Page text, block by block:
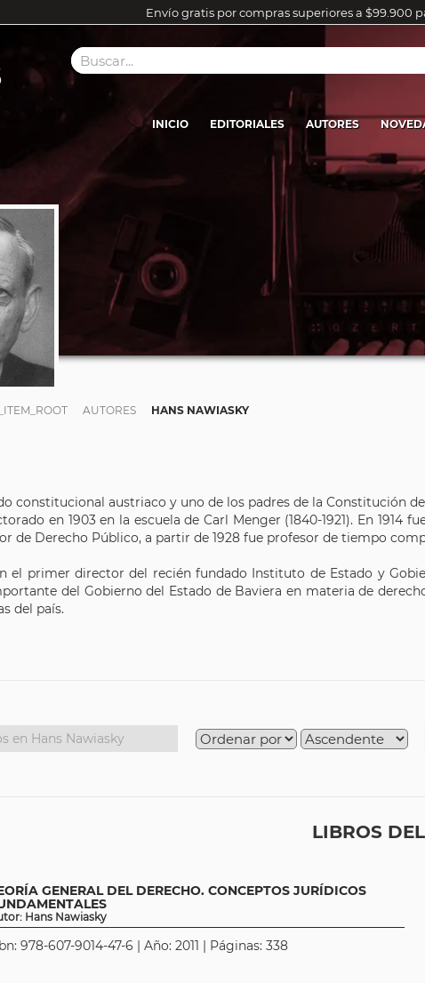
Envío gratis por compras superiores a $99.900
INICIO EDITORIALES AUTORES
AUTORES HANS NAWIASKY
constitucional austriaco y uno de los padres de la Constitución
en 1903 en la escuela de Carl Menger (1840-1921). En 1914
de Derecho Público, a partir de 1928 fue profesor de tiempo
el primer director del recién fundado Instituto de Estado y
del Gobierno del Estado de Baviera en materia de
del país.
LIBROS
GENERAL DEL DERECHO. CONCEPTOS JURÍDICOS
Hans Nawiasky
978-607-9014-47-6 | Año: 2011 | Páginas: 338